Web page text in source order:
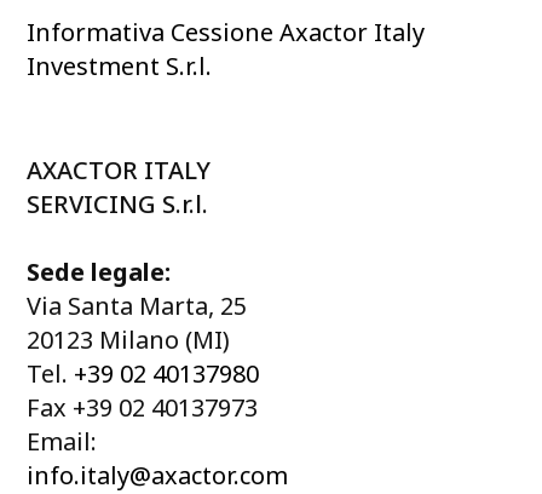
Informativa Cessione Axactor Italy
Investment S.r.l.
AXACTOR ITALY
SERVICING S.r.l.
Sede legale:
Via Santa Marta, 25
20123 Milano (MI)
Tel. +39 02 40137980
Fax +39 02 40137973
Email:
info.italy@axactor.com